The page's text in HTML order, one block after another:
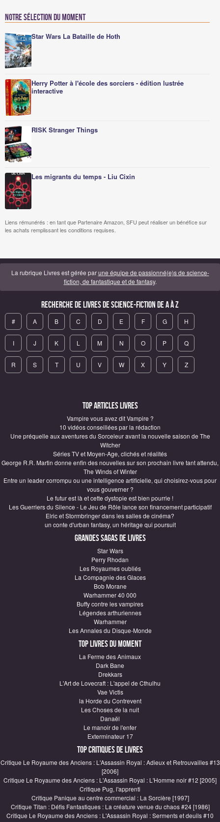
Notre sélection du moment
Star Wars La Bataille de Hoth
Herry Potter à l'école des sorciers - édition lustrée
interactive
RISK Stranger Things
Les migrants du temps - Liu Cixin
Liens rémunérés : en tant que Partenaire Amazon, SFU peut réaliser un bénéfice sur
les achats remplissant les conditions requises.
La rubrique Livres est gérée parune équipe de passionné(e)s de science-
fiction, de fantastique et de fantasy.
Recherche de Livres de science-fiction de A à Z
# A B C D E F G H
I J K L M N O P Q
R S T U V W X Y Z
Top articles Livres
Vampire vous avez dit Vampire ?
10 vidéos conseillées par la rédaction
Une préquelle aux aventures du Sorceleur avant la nouvelle saison de The
Witcher
Séries TV et Moyen-Age, clichés et réalités
George R.R. Martin donne enfin des nouvelles sur son prochain livre tant attendu,
The Winds of Winter
Entre un leader corrompu ou une intelligence artificielle, qui choisirez-vous pour
vous gouverner ?
Le futur est là et cette dystopie est bien pourrie !
Les Guerriers du Silence - Le Jeu de Rôle lance son financement participatif
Elric et Stormbringer dans les salles de cinéma?
un conte d'urban fantasy, un héritage qui poursuit
Grandes sagas de Livres
Star Wars
Perry Rhodan
Les Royaumes oubliés
La Compagnie des Glaces
Bob Morane
Warhammer 40 000
Buffy contre les vampires
Légendes arthuriennes
Warhammer
Les Annales du Disque-Monde
Top Livres du moment
La Ferme des Animaux
Dark Bane
Drekkars
L'Art de Lovecraft : L'appel de Cthulhu
Vae Victis
la Horde du Contrevent
Les Choses de la nuit
Danaël
Le manoir de l'enfer
Exterminateur 17
Top critiques de Livres
Critique Le Royaume des Anciens : L'Assassin Royal : Adieux et Retrouvailles #13
[2006]
Critique Le Royaume des Anciens : L'Assassin Royal : L'Homme noir #12 [2005]
Critique Pug, l'apprenti
Critique Panique au centre commercial : La Sorcière [1997]
Critique Titan : Défis Fantastiques : La créature venue du chaos #24 [1986]
Critique Le Royaume des Anciens : L'Assassin Royal : Serments et deuils #10